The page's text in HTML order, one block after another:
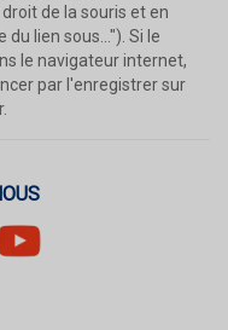
de la souris et en
lien sous..."). Si le
le navigateur internet,
par l'enregistrer sur